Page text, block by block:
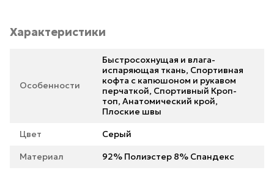
Характеристики
Особенности
Быстросохнущая и влага-
испаряющая ткань, Спортивная
кофта с капюшоном и рукавом
перчаткой, Спортивный Кроп-
топ, Анатомический крой,
Плоские швы
Цвет Серый
Материал 92% Полиэстер 8% Спандекс